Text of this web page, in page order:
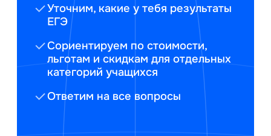
Уточним, какие у тебя результаты
ЕГЭ
Сориентируем по стоимости,
льготам и скидкам для отдельных
категорий учащихся
Ответим на все вопросы